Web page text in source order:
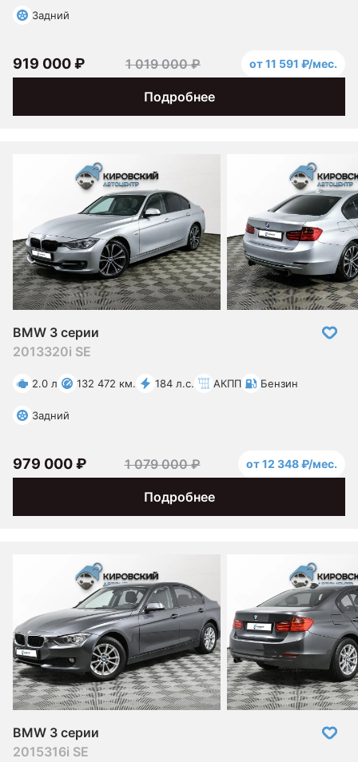
Задний
Подробнее
919 000 ₽ 1 019 000 ₽ от 11 591 ₽/мес.
BMW 3 серии
2013320i SE
2.0 л 132 472 км. 184 л.с. АКПП Бензин
Задний
Подробнее
979 000 ₽ 1 079 000 ₽ от 12 348 ₽/мес.
BMW 3 серии
2015316i SE